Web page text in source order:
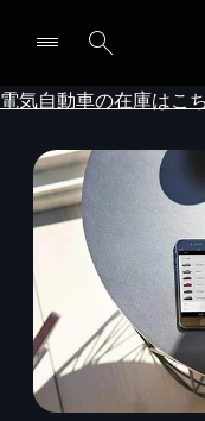
電気自動車の在庫はこ